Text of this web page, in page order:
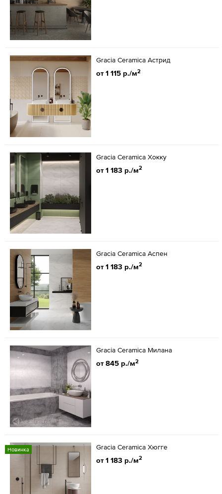
Gracia Ceramica Астрид
от 1 115 р./м2
Gracia Ceramica Хокку
от 1 183 р./м2
Gracia Ceramica Аспен
от 1 183 р./м2
Gracia Ceramica Милана
от 845 р./м2
Новинка Gracia Ceramica Хюгге
от 1 183 р./м2